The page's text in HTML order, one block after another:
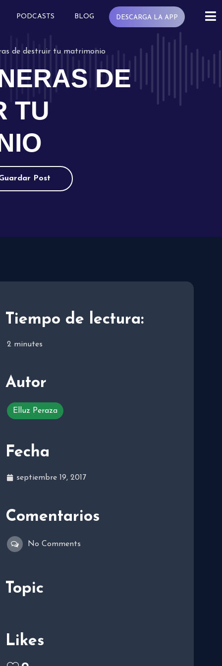
PODCASTS BLOG DESCARGA LA APP
de destruir tu matrimonio
DE
TU
Post
Tiempo de lectura:
2 minutes
Autor
Elluz Peraza
Fecha
septiembre 19, 2017
Comentarios
No Comments
Topic
Likes